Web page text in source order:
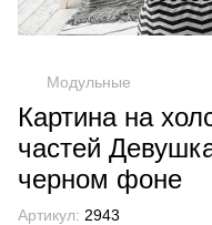
Модульные
Картина на
частей
черном фоне
Артикул: 2943